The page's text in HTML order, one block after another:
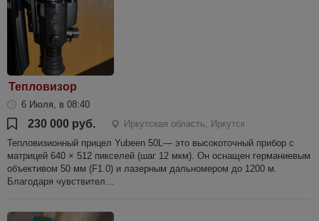
Тепловизор
6 Июля, в 08:40
230 000 руб.
Иркутская область, Иркутск
Тепловизионный прицел Yubeen 50L— это высокоточный прибор с
матрицей 640 × 512 пикселей (шаг 12 мкм). Он оснащен германиевым
объективом 50 мм (F1.0) и лазерным дальномером до 1200 м.
Благодаря чувствител...